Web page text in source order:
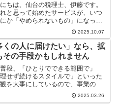
ちは。仙台の税理士、伊藤です。
と思って始めたサービスが、いつ
か「やめられないもの」になって
うことがあります。最初は相手のた
と思って始めたのに、気づけば提供
受け手も得していない。そんな「過
ービス」、意外と身近...
2025.10.07
くの人に届けたい」なら、拡
その手段かもしれません
段、「ひとりでできる範囲で」
理せず続けるスタイルで」といった
を大事にしているので、事業の拡
すすめることは少ないです。でも、
が“すべての人に合う”とも思っていま
2025.03.26